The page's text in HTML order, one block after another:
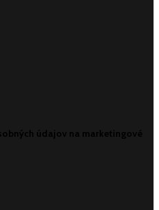
údajov na marketingové